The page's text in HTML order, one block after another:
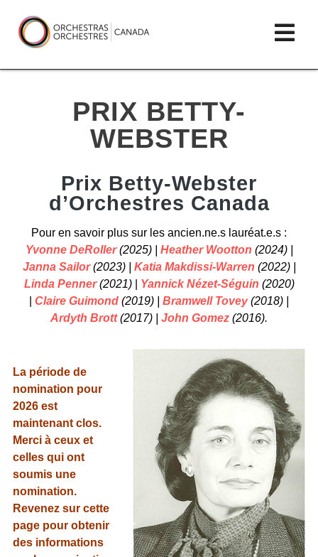
to
content
Orchestras
Canada/Orchestres
Canada
PRIX BETTY-
WEBSTER
Prix Betty-Webster
d’Orchestres Canada
Pour en savoir plus sur les ancien.ne.s lauréat.e.s :
Yvonne DeRoller(2025) | Heather Wootton (2024) |
Janna Sailor(2023) | Katia Makdissi-Warren (2022) |
Linda Penner(2021)| Yannick Nézet-Séguin (2020)
Claire Guimond (2019) | Bramwell Tovey(2018) |
Ardyth Brott(2017) | John Gomez (2016).
La période de
nomination pour
2026 est
maintenant clos.
Merci à ceux et
celles qui ont
soumis une
nomination.
Revenez sur cette
page pour obtenir
des informations